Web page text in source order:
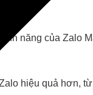
năng của Zalo
hiệu quả hơn,